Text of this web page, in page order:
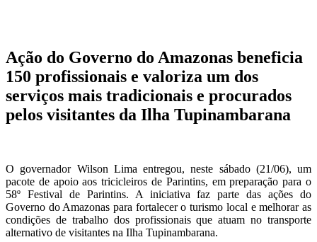
Ação do Governo do Amazonas beneficia
150 profissionais e valoriza um dos
serviços mais tradicionais e procurados
pelos visitantes da Ilha Tupinambarana
O governador Wilson Lima entregou, neste sábado (21/06), um
pacote de apoio aos tricicleiros de Parintins, em preparação para o
58º Festival de Parintins. A iniciativa faz parte das ações do
Governo do Amazonas para fortalecer o turismo local e melhorar as
condições de trabalho dos profissionais que atuam no transporte
alternativo de visitantes na Ilha Tupinambarana.